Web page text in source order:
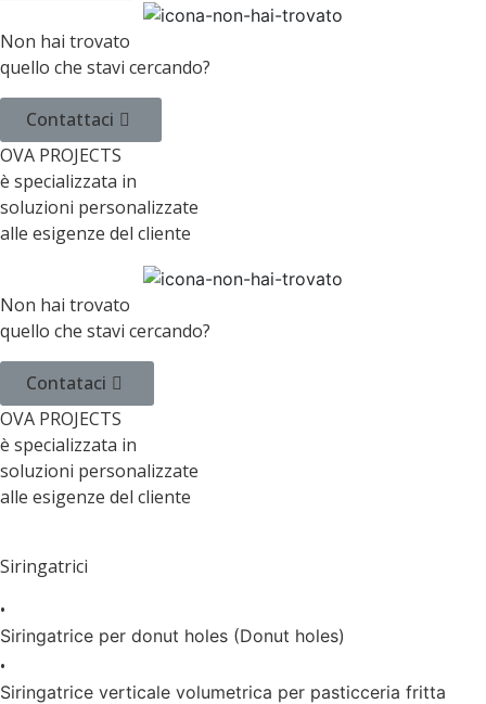
Non hai trovato
quello che stavi cercando?
Contattaci
OVA PROJECTS
è specializzata in
soluzioni personalizzate
alle esigenze del cliente
Non hai trovato
quello che stavi cercando?
Contataci
OVA PROJECTS
è specializzata in
soluzioni personalizzate
alle esigenze del cliente
Siringatrici
•
Siringatrice per donut holes (Donut holes)
•
Siringatrice verticale volumetrica per pasticceria fritta